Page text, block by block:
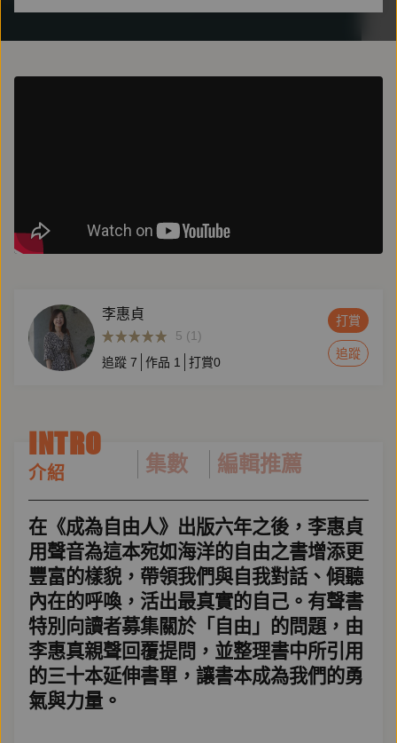
李惠貞
5 (1)
追蹤 7 作品 1 打賞0
打賞
追蹤
INTRO
介紹 集數 編輯推薦
在《成為自由人》出版六年之後，李惠貞
用聲音為這本宛如海洋的自由之書增添更
豐富的樣貌，帶領我們與自我對話、傾聽
內在的呼喚，活出最真實的自己。有聲書
特別向讀者募集關於「自由」的問題，由
李惠真親聲回覆提問，並整理書中所引用
的三十本延伸書單，讓書本成為我們的勇
氣與力量。